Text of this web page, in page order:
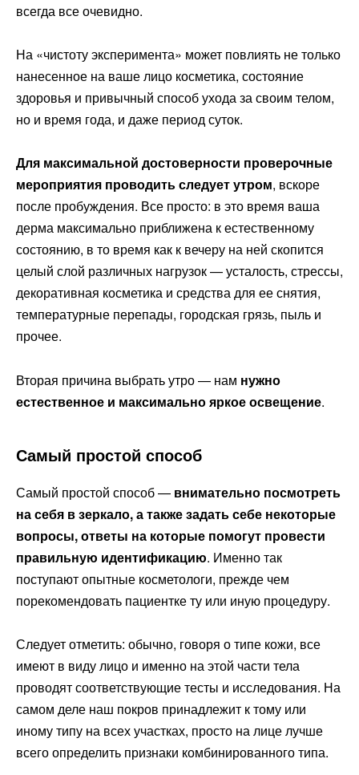
всегда все очевидно.
На «чистоту эксперимента» может повлиять не только
нанесенное на ваше лицо косметика, состояние
здоровья и привычный способ ухода за своим телом,
но и время года, и даже период суток.
Для максимальной достоверности проверочные
мероприятия проводить следует утром, вскоре
после пробуждения. Все просто: в это время ваша
дерма максимально приближена к естественному
состоянию, в то время как к вечеру на ней скопится
целый слой различных нагрузок — усталость, стрессы,
декоративная косметика и средства для ее снятия,
температурные перепады, городская грязь, пыль и
прочее.
Вторая причина выбрать утро — нам нужно
естественное и максимально яркое освещение.
Самый простой способ
Самый простой способ — внимательно посмотреть
на себя в зеркало, а также задать себе некоторые
вопросы, ответы на которые помогут провести
правильную идентификацию. Именно так
поступают опытные косметологи, прежде чем
порекомендовать пациентке ту или иную процедуру.
Следует отметить: обычно, говоря о типе кожи, все
имеют в виду лицо и именно на этой части тела
проводят соответствующие тесты и исследования. На
самом деле наш покров принадлежит к тому или
иному типу на всех участках, просто на лице лучше
всего определить признаки комбинированного типа.